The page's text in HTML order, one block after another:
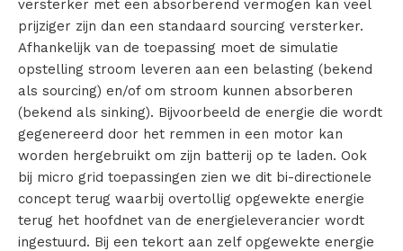
n
g
e
n
P
versterker met een absorberend vermogen kan veel
prijziger zijn dan een standaard sourcing versterker.
Afhankelijk van de toepassing moet de simulatie
opstelling stroom leveren aan een belasting (bekend
als sourcing) en/of om stroom kunnen absorberen
(bekend als sinking). Bijvoorbeeld de energie die wordt
gegenereerd door het remmen in een motor kan
worden hergebruikt om zijn batterij op te laden. Ook
bij micro grid toepassingen zien we dit bi-directionele
concept terug waarbij overtollig opgewekte energie
terug het hoofdnet van de energieleverancier wordt
ingestuurd. Bij een tekort aan zelf opgewekte energie